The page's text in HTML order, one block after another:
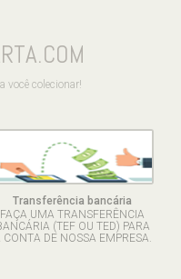
você colecionar!
Transferência bancária
FAÇA UMA TRANSFERÊNCIA
(TEF OU TED) PARA
CONTA DE NOSSA EMPRESA.